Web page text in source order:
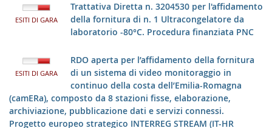
ESITI DI GARA
Trattativa Diretta n. 3204530 per l'affidamento
della fornitura di n. 1 Ultracongelatore da
laboratorio -80°C. Procedura finanziata PNC
ESITI DI GARA
RDO aperta per l’affidamento della fornitura
di un sistema di video monitoraggio in
continuo della costa dell’Emilia-Romagna
(camERa), composto da 8 stazioni fisse, elaborazione,
archiviazione, pubblicazione dati e servizi connessi.
Progetto europeo strategico INTERREG STREAM (IT-HR